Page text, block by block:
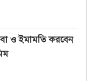
ও ইমামতি করবেন